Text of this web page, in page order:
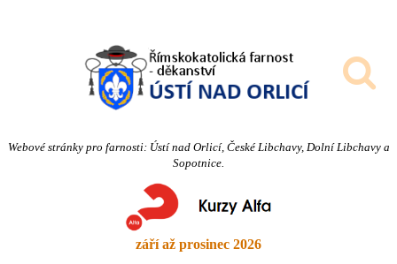
Webové stránky pro farnosti: Ústí nad Orlicí, České Libchavy, Dolní Libchavy a
Sopotnice.
září až prosinec 2026